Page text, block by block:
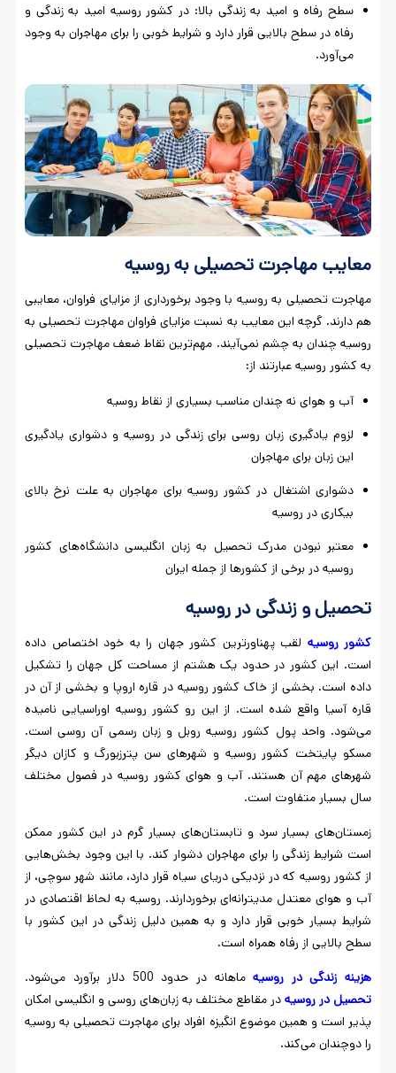
سطح رفاه و امید به زندگی بالا: در کشور روسیه امید به زندگی و
رفاه در سطح بالایی قرار دارد و شرایط خوبی را برای مهاجران به وجود
می‌آورد.
معایب مهاجرت تحصیلی به روسیه
مهاجرت تحصیلی به روسیه با وجود برخورداری از مزایای فراوان، معایبی
هم دارند. گرچه این معایب به نسبت مزایای فراوان مهاجرت تحصیلی به
روسیه چندان به چشم نمی‌آیند. مهم‌ترین نقاط ضعف مهاجرت تحصیلی
به کشور روسیه عبارتند از:
آب و هوای نه چندان مناسب بسیاری از نقاط روسیه
لزوم یادگیری زبان روسی برای زندگی در روسیه و دشواری یادگیری
این زبان برای مهاجران
دشواری اشتغال در کشور روسیه برای مهاجران به علت نرخ بالای
بیکاری در روسیه
معتبر نبودن مدرک تحصیل به زبان انگلیسی دانشگاه‌های کشور
روسیه در برخی از کشورها از جمله ایران
تحصیل و زندگی در روسیه
کشور روسیه لقب پهناورترین کشور جهان را به خود اختصاص داده
است. این کشور در حدود یک هشتم از مساحت کل جهان را تشکیل
داده است. بخشی از خاک کشور روسیه در قاره اروپا و بخشی از آن در
قاره آسیا واقع شده است. از این رو کشور روسیه اوراسیایی نامیده
می‌شود. واحد پول کشور روسیه روبل و زبان رسمی آن روسی است.
مسکو پایتخت کشور روسیه و شهرهای سن پترزبورگ و کازان دیگر
شهرهای مهم آن هستند. آب و هوای کشور روسیه در فصول مختلف
سال بسیار متفاوت است.
زمستان‌های بسیار سرد و تابستان‌های بسیار گرم در این کشور ممکن
است شرایط زندگی را برای مهاجران دشوار کند. با این وجود بخش‌هایی
از کشور روسیه که در نزدیکی دریای سیاه قرار دارد، مانند شهر سوچی، از
آب و هوای معتدل مدیترانه‌ای برخوردارند. روسیه به لحاظ اقتصادی در
شرایط بسیار خوبی قرار دارد و به همین دلیل زندگی در این کشور با
سطح بالایی از رفاه همراه است.
هزینه زندگی در روسیهماهانه در حدود 500 دلار برآورد می‌شود.
تحصیل در روسیه در مقاطع مختلف به زبان‌های روسی و انگلیسی امکان
پذیر است و همین موضوع انگیزه افراد برای مهاجرت تحصیلی به روسیه
را دوچندان می‌کند.